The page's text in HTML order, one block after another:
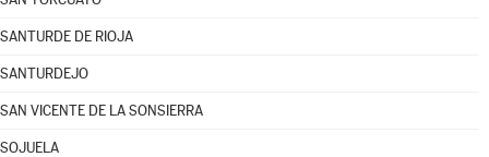
SANTURDE DE RIOJA
SANTURDEJO
SAN VICENTE DE LA SONSIERRA
SOJUELA